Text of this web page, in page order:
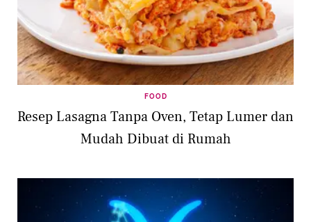
FOOD
Resep Lasagna Tanpa Oven, Tetap Lumer dan
Mudah Dibuat di Rumah